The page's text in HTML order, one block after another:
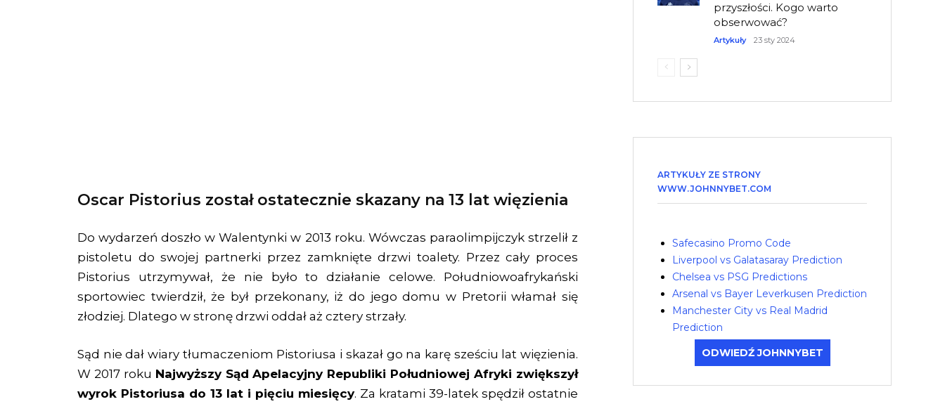
Oscar Pistorius został ostatecznie skazany na 13 lat więzienia
Do wydarzeń doszło w Walentynki w 2013 roku. Wówczas paraolimpijczyk strzelił z
pistoletu do swojej partnerki przez zamknięte drzwi toalety. Przez cały proces
Pistorius utrzymywał, że nie było to działanie celowe. Południowoafrykański
sportowiec twierdził, że był przekonany, iż do jego domu w Pretorii włamał się
złodziej. Dlatego w stronę drzwi oddał aż cztery strzały.
Sąd nie dał wiary tłumaczeniom Pistoriusa i skazał go na karę sześciu lat więzienia.
W 2017 roku Najwyższy Sąd Apelacyjny Republiki Południowej Afryki zwiększył
wyrok Pistoriusa do 13 lat i pięciu miesięcy. Za kratami 39-latek spędził ostatnie
przyszłości. Kogo warto
obserwować?
Artykuły 23 sty 2024
ARTYKUŁY ZE STRONY
WWW.JOHNNYBET.COM
Safecasino Promo Code
Liverpool vs Galatasaray Prediction
Chelsea vs PSG Predictions
Arsenal vs Bayer Leverkusen Prediction
Manchester City vs Real Madrid
Prediction
ODWIEDŹ JOHNNYBET